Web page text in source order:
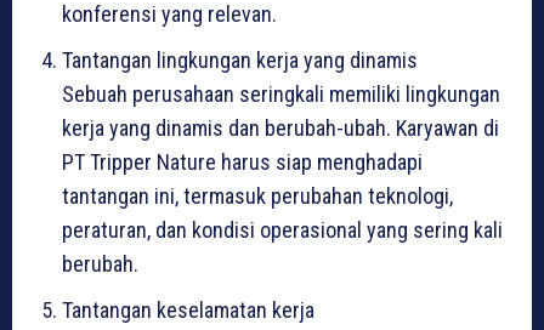
konferensi yang relevan.
Tantangan lingkungan kerja yang dinamis
Sebuah perusahaan seringkali memiliki lingkungan
kerja yang dinamis dan berubah-ubah. Karyawan di
PT Tripper Nature harus siap menghadapi
tantangan ini, termasuk perubahan teknologi,
peraturan, dan kondisi operasional yang sering kali
berubah.
Tantangan keselamatan kerja